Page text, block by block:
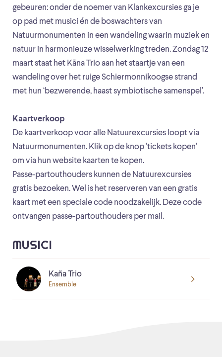
gebeuren: onder de noemer van Klankexcursies ga je
op pad met musici én de boswachters van
Natuurmonumenten in een wandeling waarin muziek en
natuur in harmonieuze wisselwerking treden. Zondag 12
maart staat het Kāna Trio aan het staartje van een
wandeling over het ruige Schiermonnikoogse strand
met hun ‘bezwerende, haast symbiotische samenspel’.
Kaartverkoop
De kaartverkoop voor alle Natuurexcursies loopt via
Natuurmonumenten. Klik op de knop 'tickets kopen'
om via hun website kaarten te kopen.
Passe-partouthouders kunnen de Natuurexcursies
gratis bezoeken. Wel is het reserveren van een gratis
kaart met een speciale code noodzakelijk. Deze code
ontvangen passe-partouthouders per mail.
MUSICI
Kaña Trio
Ensemble